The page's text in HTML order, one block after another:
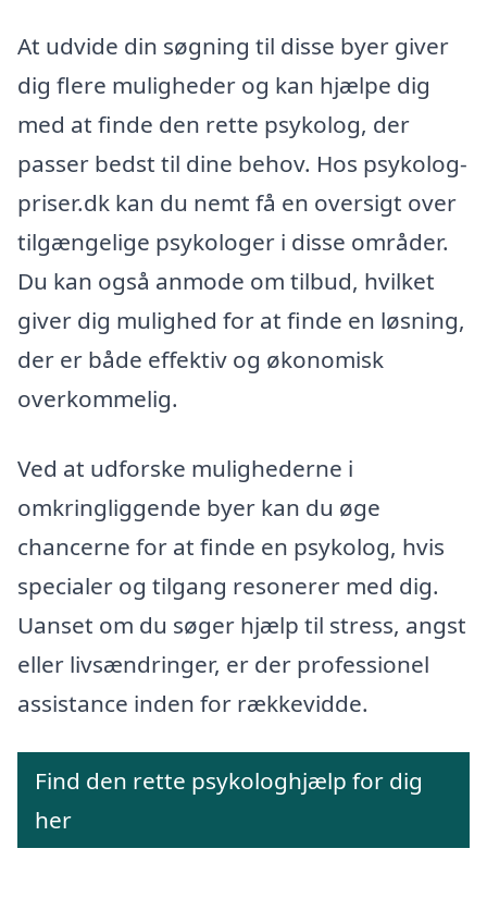
At udvide din søgning til disse byer giver
dig flere muligheder og kan hjælpe dig
med at finde den rette psykolog, der
passer bedst til dine behov. Hos psykolog-
priser.dk kan du nemt få en oversigt over
tilgængelige psykologer i disse områder.
Du kan også anmode om tilbud, hvilket
giver dig mulighed for at finde en løsning,
der er både effektiv og økonomisk
overkommelig.
Ved at udforske mulighederne i
omkringliggende byer kan du øge
chancerne for at finde en psykolog, hvis
specialer og tilgang resonerer med dig.
Uanset om du søger hjælp til stress, angst
eller livsændringer, er der professionel
assistance inden for rækkevidde.
Find den rette psykologhjælp for dig
her